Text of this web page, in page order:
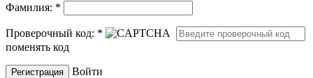
Фамилия: *
Проверочный код: *
поменять код
Войти